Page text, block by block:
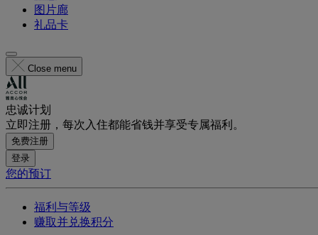
图片廊
礼品卡
Close menu
忠诚计划
立即注册，每次入住都能省钱并享受专属福利。
免费注册
登录
您的预订
福利与等级
赚取并兑换积分